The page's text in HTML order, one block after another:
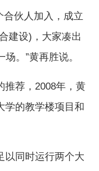
伙人加入，成立
建设)，大家凑出
。”黄再胜说。
荐，2008年，黄
学的教学楼项目和
同时运行两个大